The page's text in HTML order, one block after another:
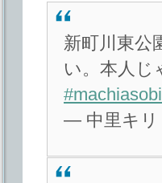
新町川東公
い。本人じ
#machiasobi
— 中里キリ